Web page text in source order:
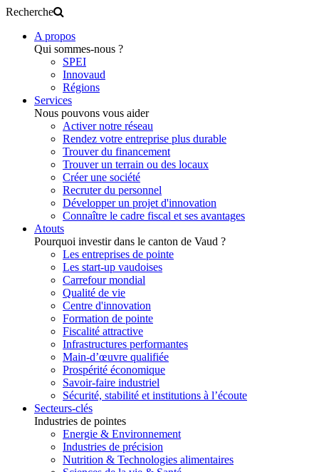
Recherche
A propos
Qui sommes-nous ?
SPEI
Innovaud
Régions
Services
Nous pouvons vous aider
Activer notre réseau
Rendez votre entreprise plus durable
Trouver du financement
Trouver un terrain ou des locaux
Créer une société
Recruter du personnel
Développer un projet d'innovation
Connaître le cadre fiscal et ses avantages
Atouts
Pourquoi investir dans le canton de Vaud ?
Les entreprises de pointe
Les start-up vaudoises
Carrefour mondial
Qualité de vie
Centre d'innovation
Formation de pointe
Fiscalité attractive
Infrastructures performantes
Main-d’œuvre qualifiée
Prospérité économique
Savoir-faire industriel
Sécurité, stabilité et institutions à l’écoute
Secteurs-clés
Industries de pointes
Energie & Environnement
Industries de précision
Nutrition & Technologies alimentaires